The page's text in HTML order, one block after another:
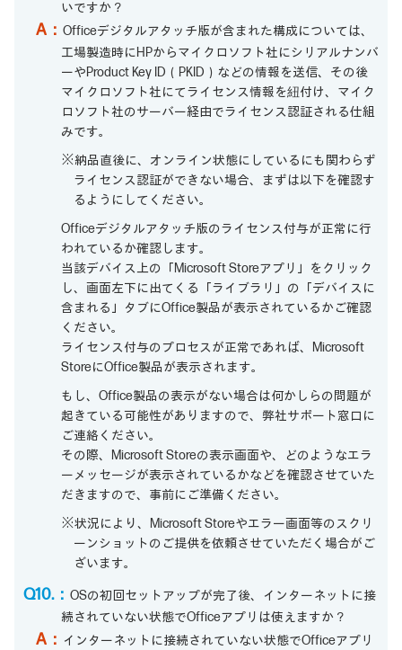
いですか？
A：Officeデジタルアタッチ版が含まれた構成については、
工場製造時にHPからマイクロソフト社にシリアルナンバ
ーやProduct Key ID（PKID）などの情報を送信、その後
マイクロソフト社にてライセンス情報を紐付け、マイク
ロソフト社のサーバー経由でライセンス認証される仕組
みです。
※納品直後に、オンライン状態にしているにも関わらず
ライセンス認証ができない場合、まずは以下を確認す
るようにしてください。
Officeデジタルアタッチ版のライセンス付与が正常に行
われているか確認します。
当該デバイス上の「Microsoft Storeアプリ」をクリック
し、画面左下に出てくる「ライブラリ」の「デバイスに
含まれる」タブにOffice製品が表示されているかご確認
ください。
ライセンス付与のプロセスが正常であれば、Microsoft
StoreにOffice製品が表示されます。
もし、Office製品の表示がない場合は何かしらの問題が
起きている可能性がありますので、弊社サポート窓口に
ご連絡ください。
その際、Microsoft Storeの表示画面や、どのようなエラ
ーメッセージが表示されているかなどを確認させていた
だきますので、事前にご準備ください。
※状況により、Microsoft Storeやエラー画面等のスクリ
ーンショットのご提供を依頼させていただく場合がご
ざいます。
Q10.： OSの初回セットアップが完了後、インターネットに接
続されていない状態でOfficeアプリは使えますか？
A： インターネットに接続されていない状態でOfficeアプリ